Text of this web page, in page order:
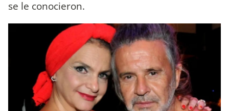
se le conocieron.